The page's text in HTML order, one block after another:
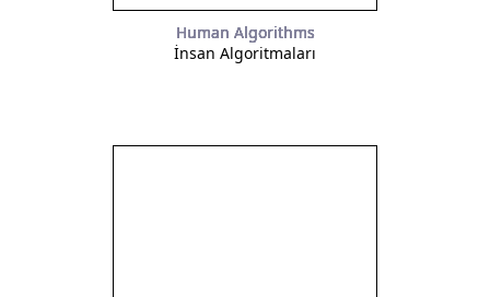
Human Algorithms
İnsan Algoritmaları